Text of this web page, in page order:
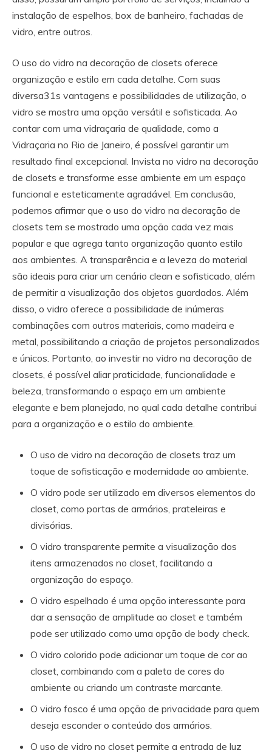
instalação de espelhos, box de banheiro, fachadas de
vidro, entre outros.
O uso do vidro na decoração de closets oferece
organização e estilo em cada detalhe. Com suas
diversa31s vantagens e possibilidades de utilização, o
vidro se mostra uma opção versátil e sofisticada. Ao
contar com uma vidraçaria de qualidade, como a
Vidraçaria no Rio de Janeiro, é possível garantir um
resultado final excepcional. Invista no vidro na decoração
de closets e transforme esse ambiente em um espaço
funcional e esteticamente agradável. Em conclusão,
podemos afirmar que o uso do vidro na decoração de
closets tem se mostrado uma opção cada vez mais
popular e que agrega tanto organização quanto estilo
aos ambientes. A transparência e a leveza do material
são ideais para criar um cenário clean e sofisticado, além
de permitir a visualização dos objetos guardados. Além
disso, o vidro oferece a possibilidade de inúmeras
combinações com outros materiais, como madeira e
metal, possibilitando a criação de projetos personalizados
e únicos. Portanto, ao investir no vidro na decoração de
closets, é possível aliar praticidade, funcionalidade e
beleza, transformando o espaço em um ambiente
elegante e bem planejado, no qual cada detalhe contribui
para a organização e o estilo do ambiente.
O uso de vidro na decoração de closets traz um
toque de sofisticação e modernidade ao ambiente.
O vidro pode ser utilizado em diversos elementos do
closet, como portas de armários, prateleiras e
divisórias.
O vidro transparente permite a visualização dos
itens armazenados no closet, facilitando a
organização do espaço.
O vidro espelhado é uma opção interessante para
dar a sensação de amplitude ao closet e também
pode ser utilizado como uma opção de body check.
O vidro colorido pode adicionar um toque de cor ao
closet, combinando com a paleta de cores do
ambiente ou criando um contraste marcante.
O vidro fosco é uma opção de privacidade para quem
deseja esconder o conteúdo dos armários.
O uso de vidro no closet permite a entrada de luz